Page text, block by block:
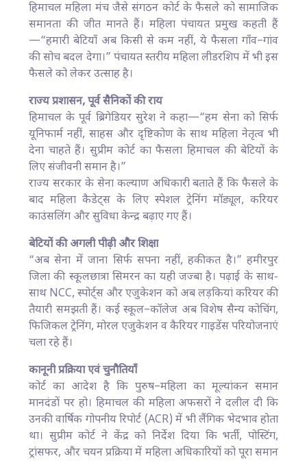
हिमाचल महिला मंच जैसे संगठन कोर्ट के फैसले को सामाजिक
समानता की जीत मानते हैं। महिला पंचायत प्रमुख कहती हैं
—“हमारी बेटियाँ अब किसी से कम नहीं, ये फैसला गाँव–गांव
की सोच बदल देगा।” पंचायत स्तरीय महिला लीडरशिप में भी इस
फैसले को लेकर उत्साह है।
राज्य प्रशासन, पूर्व सैनिकों की राय
हिमाचल के पूर्व ब्रिगेडियर सुरेश ने कहा—“हम सेना को सिर्फ
यूनिफार्म नहीं, साहस और दृष्टिकोण के साथ महिला नेतृत्व भी
देना चाहते हैं। सुप्रीम कोर्ट का फैसला हिमाचल की बेटियों के
लिए संजीवनी समान है।”
राज्य सरकार के सेना कल्याण अधिकारी बताते हैं कि फैसले के
बाद महिला कैडेट्स के लिए स्पेशल ट्रेनिंग मॉड्यूल, करियर
काउंसलिंग और सुविधा केन्द्र बढ़ाए गए हैं।
बेटियों की अगली पीढ़ी और शिक्षा
“अब सेना में जाना सिर्फ सपना नहीं, हकीकत है।” हमीरपुर
जिला की स्कूलछात्रा सिमरन का यही जज्बा है। पढ़ाई के साथ-
साथ NCC, स्पोर्ट्स और एजुकेशन को अब लड़कियां करियर की
तैयारी समझती हैं। कई स्कूल–कॉलेज अब विशेष सैन्य कोचिंग,
फिजिकल ट्रेनिंग, मोरल एजुकेशन व कैरियर गाइडेंस परियोजनाएं
चला रहे हैं।
कानूनी प्रक्रिया एवं चुनौतियाँ
कोर्ट का आदेश है कि पुरुष–महिला का मूल्यांकन समान
मानदंडों पर हो। हिमाचल की महिला अफसरों ने दलील दी कि
उनकी वार्षिक गोपनीय रिपोर्ट (ACR) में भी लैंगिक भेदभाव होता
था। सुप्रीम कोर्ट ने केंद्र को निर्देश दिया कि भर्ती, पोस्टिंग,
ट्रांसफर, और चयन प्रक्रिया में महिला अधिकारियों को पूरा समान